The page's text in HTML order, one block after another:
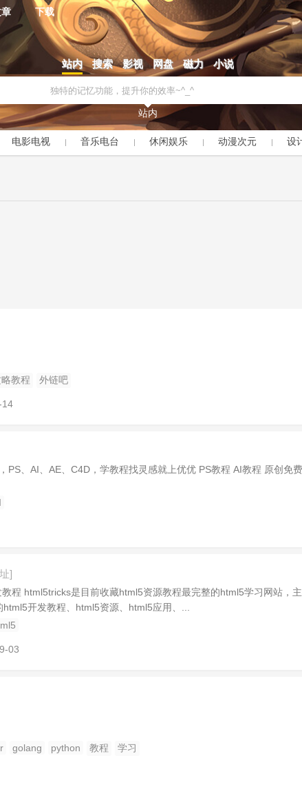
下载
站内 搜索 影视 网盘 磁力 小说
站内
电影电视 音乐电台 休闲娱乐 动漫次元 设
教程 外链吧
14
、C4D，学教程找灵感就上优优 PS教程 AI教程 原创免费教程
]
程 html5tricks是目前收藏html5资源教程最完整的html5学习网站，
开发教程、html5资源、html5应用、...
03
golang python 教程 学习